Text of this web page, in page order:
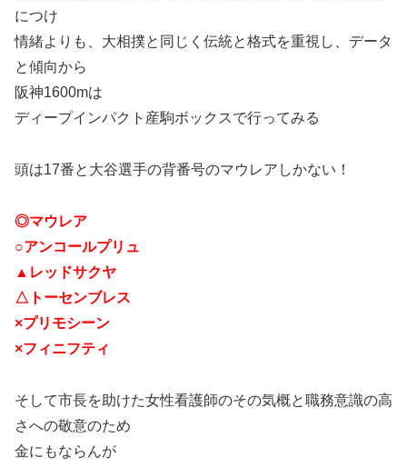
につけ
情緒よりも、大相撲と同じく伝統と格式を重視し、データ
と傾向から
阪神1600mは
ディープインパクト産駒ボックスで行ってみる
頭は17番と大谷選手の背番号のマウレアしかない！
◎マウレア
○アンコールプリュ
▲レッドサクヤ
△トーセンブレス
×プリモシーン
×フィニフティ
そして市長を助けた女性看護師のその気概と職務意識の高
さへの敬意のため
金にもならんが